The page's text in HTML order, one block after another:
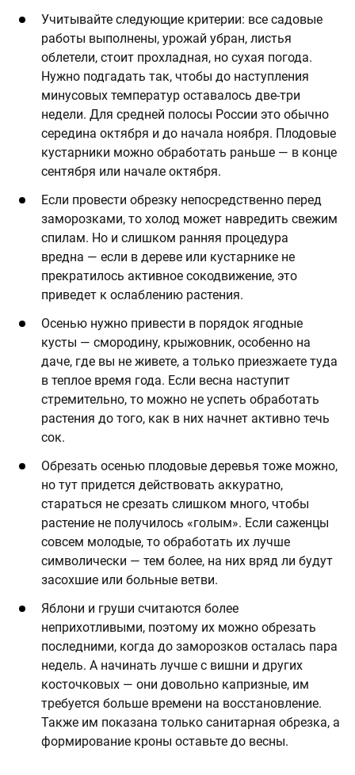
Учитывайте следующие критерии: все садовые
работы выполнены, урожай убран, листья
облетели, стоит прохладная, но сухая погода.
Нужно подгадать так, чтобы до наступления
минусовых температур оставалось две-три
недели. Для средней полосы России это обычно
середина октября и до начала ноября. Плодовые
кустарники можно обработать раньше — в конце
сентября или начале октября.
Если провести обрезку непосредственно перед
заморозками, то холод может навредить свежим
спилам. Но и слишком ранняя процедура
вредна — если в дереве или кустарнике не
прекратилось активное сокодвижение, это
приведет к ослаблению растения.
Осенью нужно привести в порядок ягодные
кусты — смородину, крыжовник, особенно на
даче, где вы не живете, а только приезжаете туда
в теплое время года. Если весна наступит
стремительно, то можно не успеть обработать
растения до того, как в них начнет активно течь
сок.
Обрезать осенью плодовые деревья тоже можно,
но тут придется действовать аккуратно,
стараться не срезать слишком много, чтобы
растение не получилось «голым». Если саженцы
совсем молодые, то обработать их лучше
символически — тем более, на них вряд ли будут
засохшие или больные ветви.
Яблони и груши считаются более
неприхотливыми, поэтому их можно обрезать
последними, когда до заморозков осталась пара
недель. А начинать лучше с вишни и других
косточковых — они довольно капризные, им
требуется больше времени на восстановление.
Также им показана только санитарная обрезка, а
формирование кроны оставьте до весны.